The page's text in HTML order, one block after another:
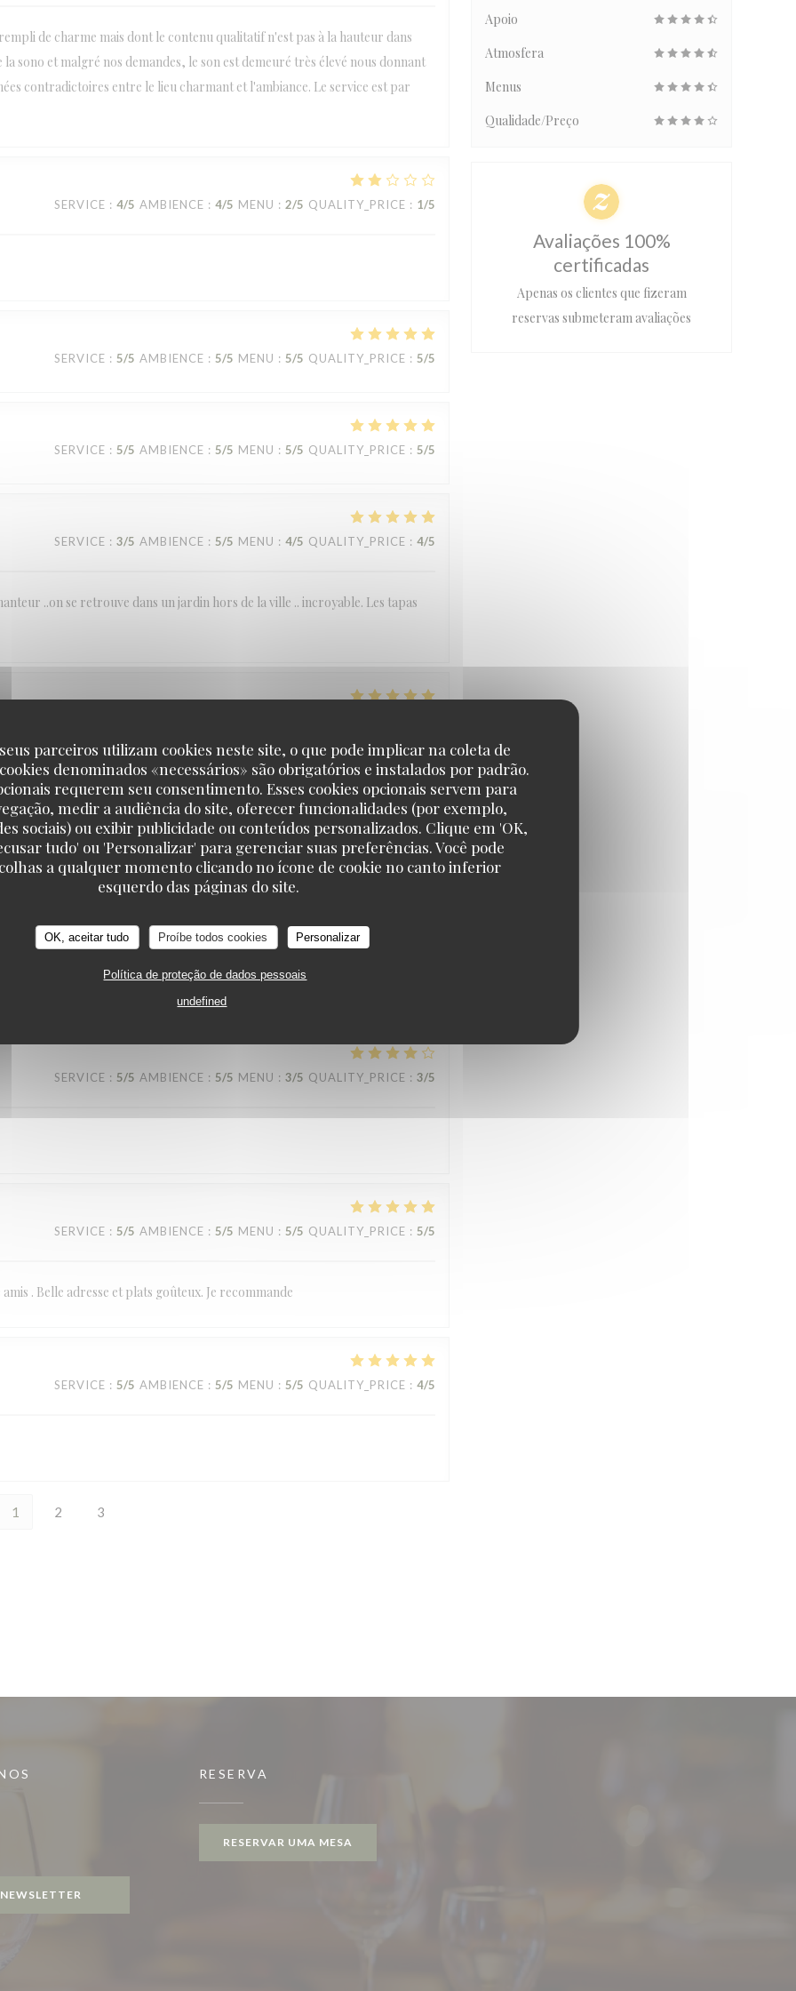
parceiros utilizam cookies neste site, o que pode implicar na coleta de
denominados «necessários» são obrigatórios e instalados por padrão.
requerem seu consentimento. Esses cookies opcionais servem para
medir a audiência do site, oferecer funcionalidades (por exemplo,
sociais) ou exibir publicidade ou conteúdos personalizados. Clique em 'OK,
tudo' ou 'Personalizar' para gerenciar suas preferências. Você pode
a qualquer momento clicando no ícone de cookie no canto inferior
esquerdo das páginas do site.
OK, aceitar tudo Proíbe todos cookies Personalizar
Política de proteção de dados pessoais
undefined
de charme mais dont le contenu qualitatif n'est pas à la hauteur dans
sono et malgré nos demandes, le son est demeuré très élevé nous donnant
contradictoires entre le lieu charmant et l'ambiance. Le service est par
SERVICE : 4/5 AMBIENCE : 4/5 MENU : 2/5 QUALITY_PRICE : 1/5
SERVICE : 5/5 AMBIENCE : 5/5 MENU : 5/5 QUALITY_PRICE : 5/5
SERVICE : 5/5 AMBIENCE : 5/5 MENU : 5/5 QUALITY_PRICE : 5/5
SERVICE : 3/5 AMBIENCE : 5/5 MENU : 4/5 QUALITY_PRICE : 4/5
..on se retrouve dans un jardin hors de la ville .. incroyable. Les tapas
SERVICE: 3 /5 AMBIENCE: 5/5 MENU : 5/5 QUALITY_PRICE : 4/5
to tell the guests they only have the table for two hours. And when we
30 minutes. Other than that, great ambiance and the rest was perfect
SERVICE : 5/5 AMBIENCE : 5/5 MENU : 3/5 QUALITY_PRICE : 3/5
SERVICE : 5/5 AMBIENCE : 5/5 MENU : 5/5 QUALITY_PRICE : 5/5
. Belle adresse et plats goûteux. Je recommande
SERVICE : 5/5 AMBIENCE : 5/5 MENU : 5/5 QUALITY_PRICE : 4/5
1 2 3
Apoio
Atmosfera
Menus
Qualidade/Preço
Avaliações 100%
certificadas
Apenas os clientes que fizeram
reservas submeteram avaliações
NEWSLETTER
RESERVA
RESERVAR UMA MESA